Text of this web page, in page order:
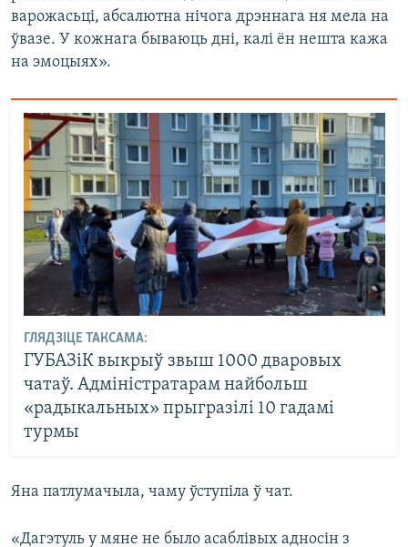
варожасьці, абсалютна нічога дрэннага ня мела на
ўвазе. У кожнага бываюць дні, калі ён нешта кажа
на эмоцыях».
ГЛЯДЗІЦЕ ТАКСАМА:
ГУБАЗіК выкрыў звыш 1000 дваровых
чатаў. Адміністратарам найбольш
«радыкальных» прыгразілі 10 гадамі
турмы
Яна патлумачыла, чаму ўступіла ў чат.
«Дагэтуль у мяне не было асаблівых адносін з